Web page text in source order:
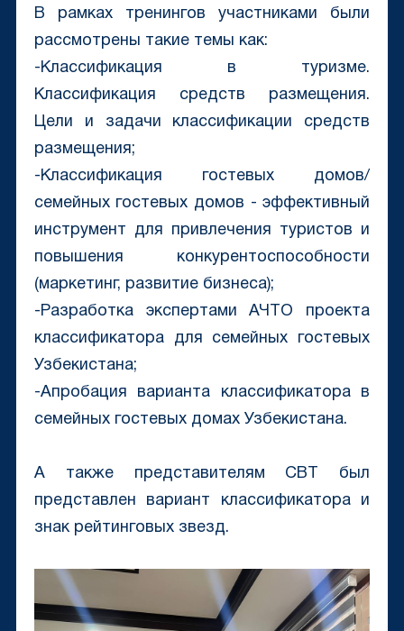
В рамках тренингов участниками были
рассмотрены такие темы как:
-Классификация в туризме.
Классификация средств размещения.
Цели и задачи классификации средств
размещения;
-Классификация гостевых домов/
семейных гостевых домов - эффективный
инструмент для привлечения туристов и
повышения конкурентоспособности
(маркетинг, развитие бизнеса);
-Разработка экспертами АЧТО проекта
классификатора для семейных гостевых
Узбекистана;
-Апробация варианта классификатора в
семейных гостевых домах Узбекистана.
А также представителям CBT был
представлен вариант классификатора и
знак рейтинговых звезд.